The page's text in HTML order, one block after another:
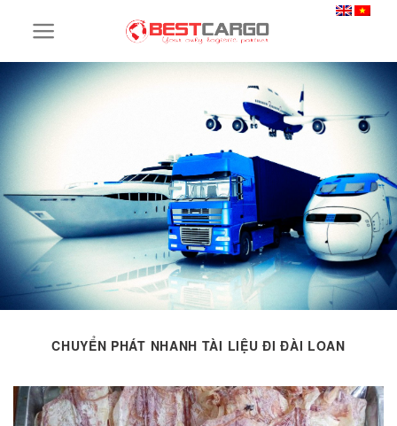
CHUYỂN PHÁT NHANH TÀI LIỆU ĐI ĐÀI LOAN